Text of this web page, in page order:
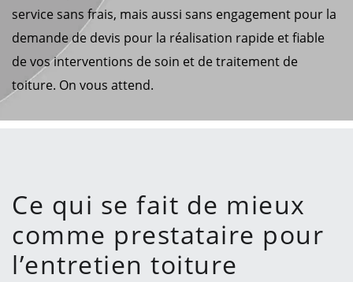
service sans frais, mais aussi sans engagement pour la
demande de devis pour la réalisation rapide et fiable
de vos interventions de soin et de traitement de
toiture. On vous attend.
Ce qui se fait de mieux
comme prestataire pour
l’entretien toiture